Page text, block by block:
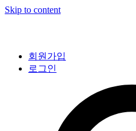
Skip to content
회원가입
로그인